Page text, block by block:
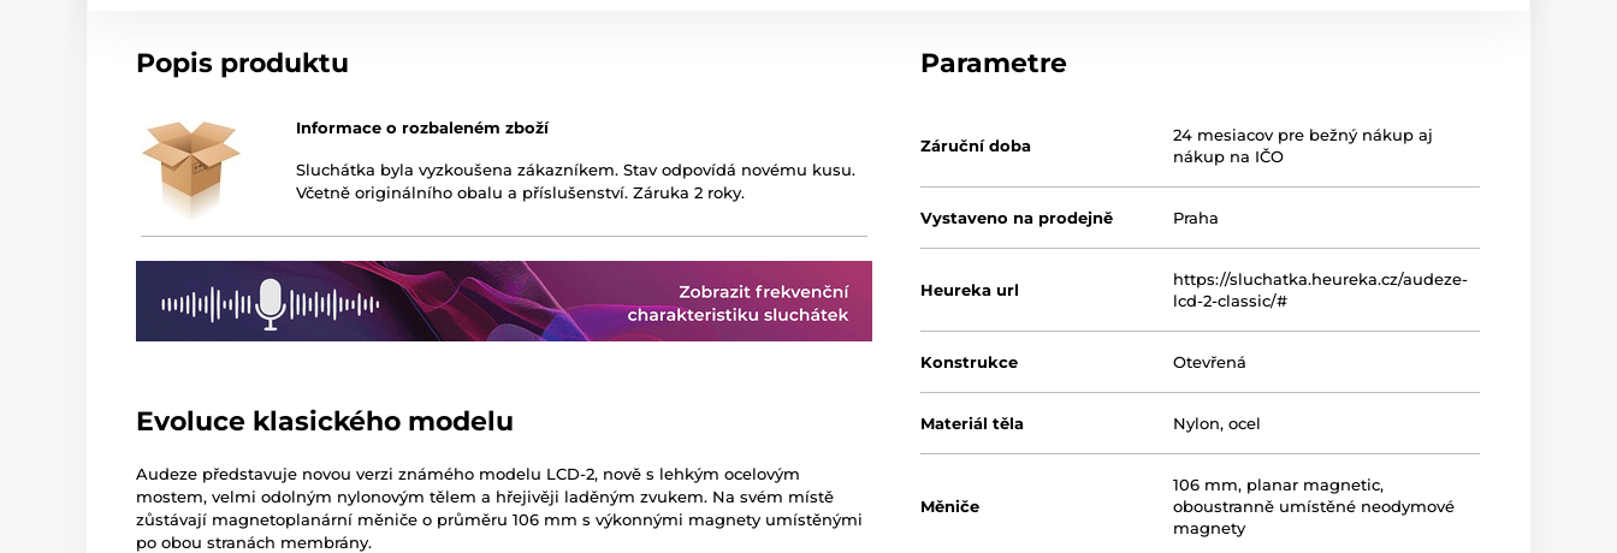
Popis produktu
Informace o rozbaleném zboží
Sluchátka byla vyzkoušena zákazníkem. Stav odpovídá novému kusu.
Včetně originálního obalu a příslušenství. Záruka 2 roky.
Evoluce klasického modelu
Audeze představuje novou verzi známého modelu LCD-2, nově s lehkým ocelovým
mostem, velmi odolným nylonovým tělem a hřejivěji laděným zvukem. Na svém místě
zůstávají magnetoplanární měniče o průměru 106 mm s výkonnými magnety umístěnými
po obou stranách membrány.
Parametre
Záruční doba
24 mesiacov pre bežný nákup aj
nákup na IČO
Vystaveno na prodejně Praha
Heureka url
https://sluchatka.heureka.cz/audeze-
lcd-2-classic/#
Konstrukce Otevřená
Materiál těla Nylon, ocel
Měniče
106 mm, planar magnetic,
oboustranně umístěné neodymové
magnety